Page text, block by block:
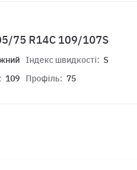
75 R14C 109/107S
109
Індекс швидкості: S
Профіль: 75